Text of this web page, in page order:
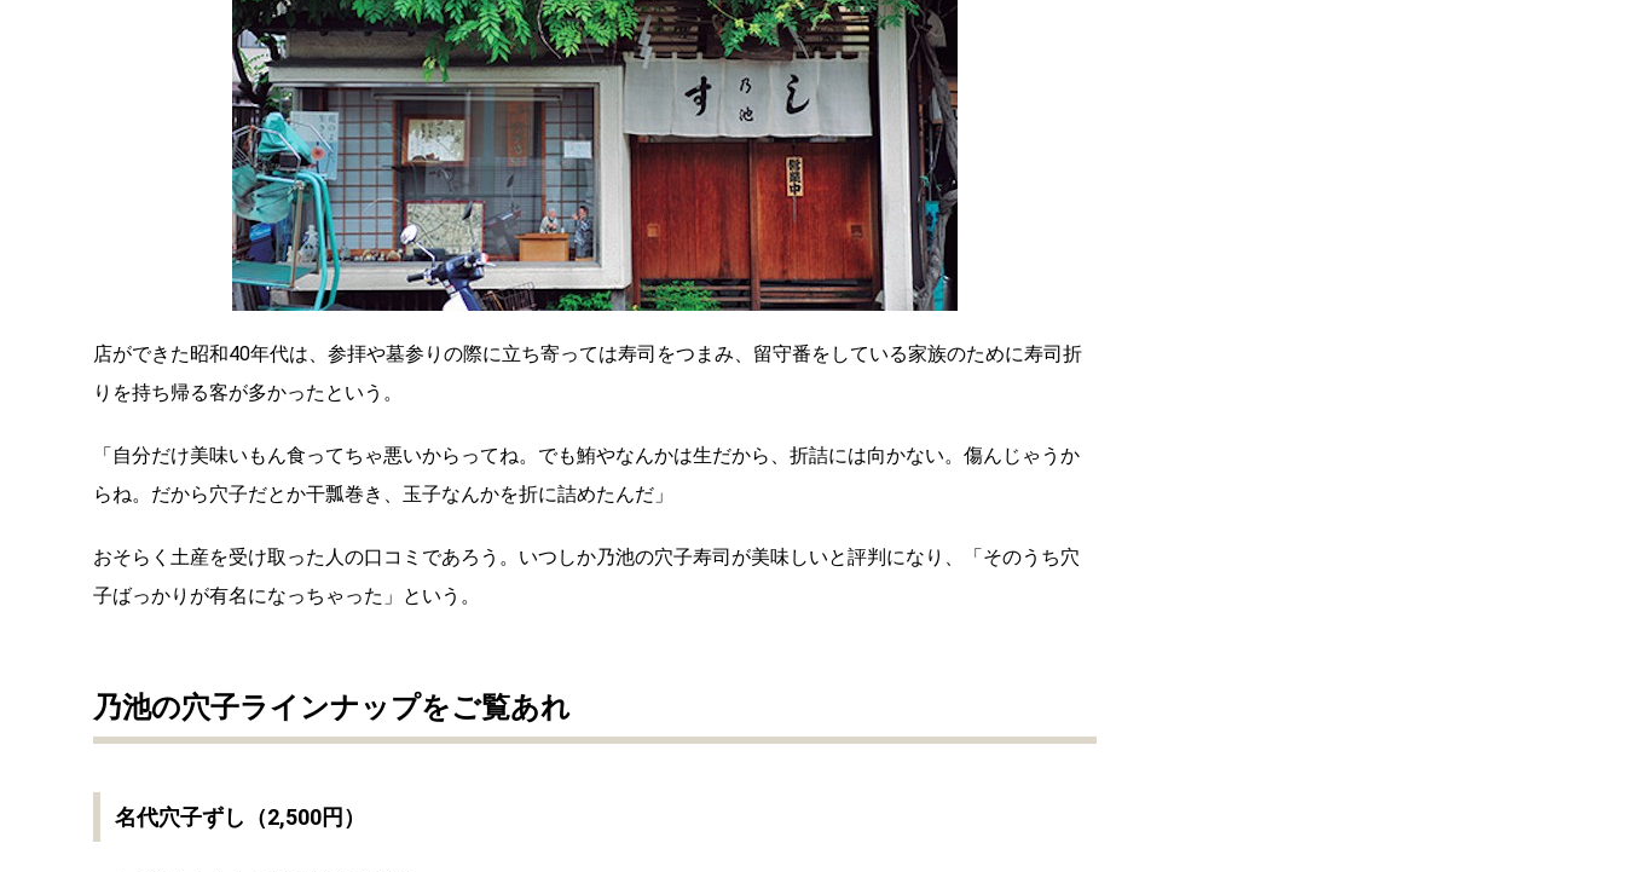
店ができた昭和40年代は、参拝や墓参りの際に立ち寄っては寿司をつまみ、留守番をしている家族のために寿司折
りを持ち帰る客が多かったという。
「自分だけ美味いもん食ってちゃ悪いからってね。でも鮪やなんかは生だから、折詰には向かない。傷んじゃうか
らね。だから穴子だとか干瓢巻き、玉子なんかを折に詰めたんだ」
おそらく土産を受け取った人の口コミであろう。いつしか乃池の穴子寿司が美味しいと評判になり、「そのうち穴
子ばっかりが有名になっちゃった」という。
乃池の穴子ラインナップをご覧あれ
名代穴子ずし（2,500円）